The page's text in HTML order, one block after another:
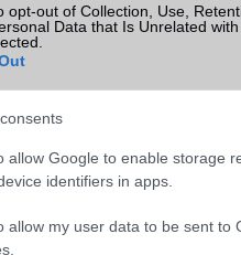
opt-out of Collection, Use,
Data that Is Unrelated
allow Google to enable storage
identifiers in apps.
allow my user data to be sent to
Wi-Fi Direct
NFC
TV/USB kapcsolat